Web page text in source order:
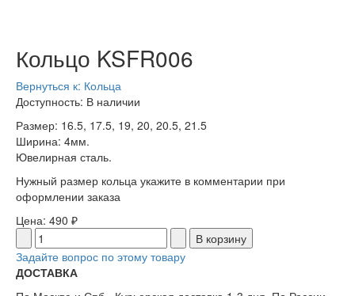
Кольцо KSFR006
Вернуться к: Кольца
Доступность: В наличии
Размер: 16.5, 17.5, 19, 20, 20.5, 21.5
Ширина: 4мм.
Ювелирная сталь.
Нужный размер кольца укажите в комментарии при
оформлении заказа
Цена: 490 ₽
Задайте вопрос по этому товару
ДОСТАВКА